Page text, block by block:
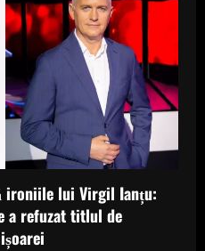
ironiile lui Virgil Ianțu:
a refuzat titlul de